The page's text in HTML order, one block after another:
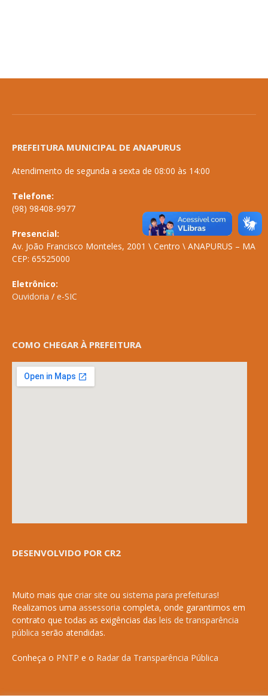
PREFEITURA MUNICIPAL DE ANAPURUS
Atendimento de segunda a sexta de 08:00 às 14:00
Telefone:
(98) 98408-9977
Presencial:
Av. João Francisco Monteles, 2001 \ Centro \ ANAPURUS – MA
CEP: 65525000
Eletrônico:
Ouvidoria / e-SIC
COMO CHEGAR À PREFEITURA
DESENVOLVIDO POR CR2
Muito mais que criar site ou sistema para prefeituras!
Realizamos uma assessoria completa, onde garantimos em
contrato que todas as exigências das leis de transparência
pública serão atendidas.
Conheça o PNTP e o Radar da Transparência Pública